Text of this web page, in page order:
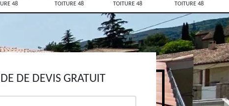
48
TOITURE 48
TOITURE 48
TOITURE 48
DE DEVIS GRATUIT